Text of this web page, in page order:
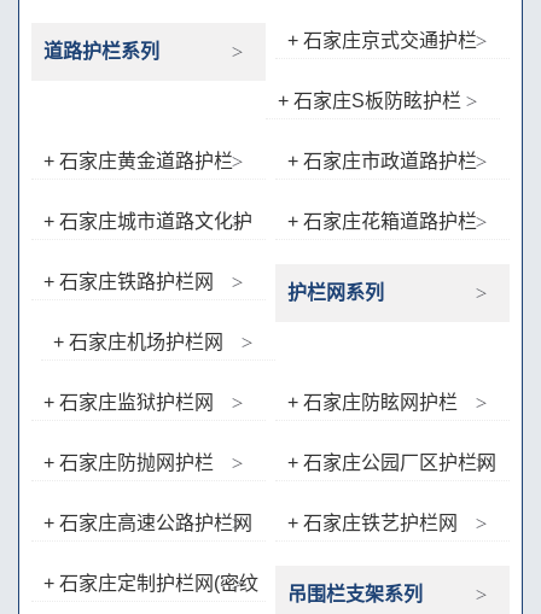
道路护栏系列
+ 石家庄京式交通护栏
+ 石家庄S板防眩护栏
+ 石家庄市政道路护栏
+ 石家庄黄金道路护栏
+ 石家庄花箱道路护栏
+ 石家庄城市道路文化护
护栏网系列
+ 石家庄铁路护栏网
+ 石家庄机场护栏网
+ 石家庄监狱护栏网 + 石家庄防眩网护栏
+ 石家庄防抛网护栏
+ 石家庄公园厂区护栏网
栏）
+ 石家庄高速公路护栏网
+ 石家庄铁艺护栏网
+ 石家庄定制护栏网(密纹
吊围栏支架系列